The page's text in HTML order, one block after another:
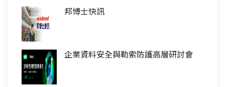
邦博士快訊
企業資料安全與勒索防護高層研討會